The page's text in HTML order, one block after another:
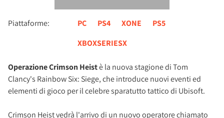
Piattaforme: PC PS4 XONE
PS5
XBOXSERIESX
Operazione Crimson Heistè la nuova stagione di Tom
Clancy's Rainbow Six: Siege, che introduce nuovi eventi ed
elementi di gioco per il celebre sparatutto tattico di Ubisoft.
Crimson Heist vedrà l'arrivo di un nuovo operatore chiamato